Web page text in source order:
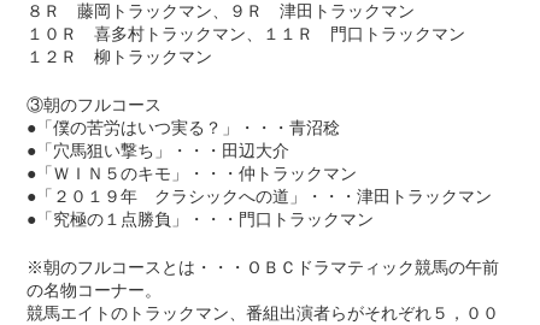
８Ｒ 藤岡トラックマン、９Ｒ 津田トラックマン
１０Ｒ 喜多村トラックマン、１１Ｒ 門口トラックマン
１２Ｒ 柳トラックマン
③朝のフルコース
●「僕の苦労はいつ実る？」・・・青沼稔
●「穴馬狙い撃ち」・・・田辺大介
●「ＷＩＮ５のキモ」・・・仲トラックマン
●「２０１９年 クラシックへの道」・・・津田トラックマン
●「究極の１点勝負」・・・門口トラックマン
※朝のフルコースとは・・・ＯＢＣドラマティック競馬の午前
の名物コーナー。
競馬エイトのトラックマン、番組出演者らがそれぞれ５，００